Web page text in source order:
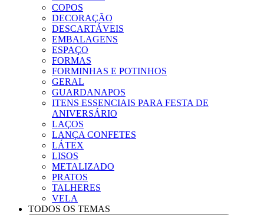
COPOS
DECORAÇÃO
DESCARTÁVEIS
EMBALAGENS
ESPAÇO
FORMAS
FORMINHAS E POTINHOS
GERAL
GUARDANAPOS
ITENS ESSENCIAIS PARA FESTA DE
ANIVERSÁRIO
LAÇOS
LANÇA CONFETES
LÁTEX
LISOS
METALIZADO
PRATOS
TALHERES
VELA
TODOS OS TEMAS